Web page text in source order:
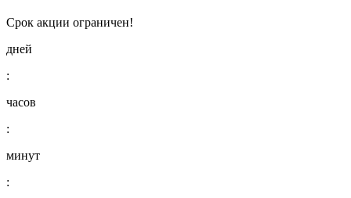
Срок акции ограничен!
дней
:
часов
:
минут
: